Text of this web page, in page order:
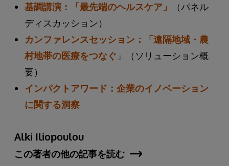
基調講演：「最先端のヘルスケア」
（パネル
ディスカッション）
カンファレンスセッション：「遠隔地域・農
村地帯の医療をつなぐ 」（ソリューション概
要）
インパクトアワード：企業のイノベーション
に関する洞察
Alki Iliopoulou
この著者の他の記事を読む